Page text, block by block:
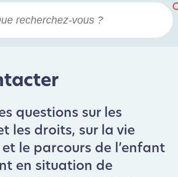
questions sur les
les droits, sur la vie
le parcours de l’enfant
en situation de